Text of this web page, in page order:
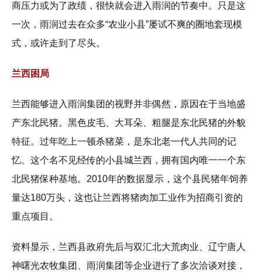
商压力或为了政绩，很快就会进入雨润的节奏中。只是这
一次，雨润过去在众多“农业小县”屡试不爽的圈地套现模
式，或许走到了尽头。
兰西困局
兰西能够进入雨润集团的视野并非偶然，原因在于当地盛
产东北民猪。黑色皮毛、大耳朵、粗腿是东北民猪的外貌
特征。过年吃上一顿杀猪菜，是东北老一代人共同的记
忆。这个名不见经传的小县城兰西，拥有国内唯一一个东
北民猪保种基地。2010年的数据显示，这个县民猪年饲养
量达180万头，这也让兰西将猪肉加工业作为招商引资的
重点项目。
资料显示，兰西县政府先后与双汇北大荒肉业、辽宁唐人
神曙光农牧集团、雨润集团等企业进行了多次洽谈对接，